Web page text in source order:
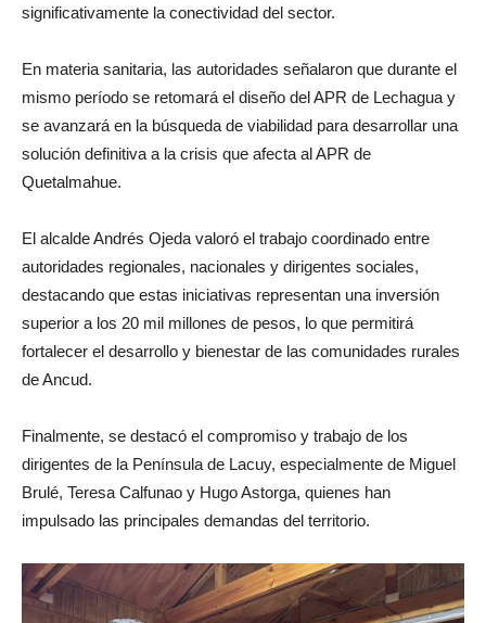
significativamente la conectividad del sector.
En materia sanitaria, las autoridades señalaron que durante el
mismo período se retomará el diseño del APR de Lechagua y
se avanzará en la búsqueda de viabilidad para desarrollar una
solución definitiva a la crisis que afecta al APR de
Quetalmahue.
El alcalde Andrés Ojeda valoró el trabajo coordinado entre
autoridades regionales, nacionales y dirigentes sociales,
destacando que estas iniciativas representan una inversión
superior a los 20 mil millones de pesos, lo que permitirá
fortalecer el desarrollo y bienestar de las comunidades rurales
de Ancud.
Finalmente, se destacó el compromiso y trabajo de los
dirigentes de la Península de Lacuy, especialmente de Miguel
Brulé, Teresa Calfunao y Hugo Astorga, quienes han
impulsado las principales demandas del territorio.